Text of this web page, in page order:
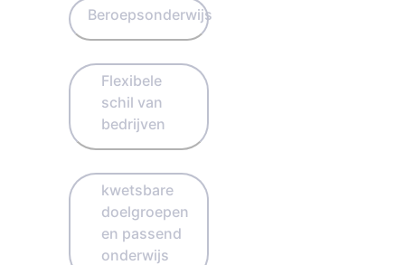
Beroepsonderwijs
Flexibele
schil van
bedrijven
kwetsbare
doelgroepen
en passend
onderwijs